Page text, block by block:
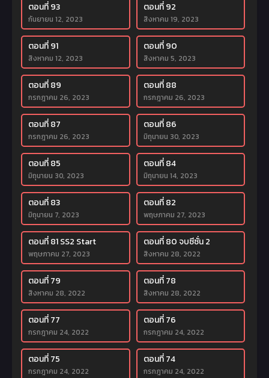
ตอนที่ 93
กันยายน 12, 2023
ตอนที่ 92
สิงหาคม 19, 2023
ตอนที่ 91
สิงหาคม 12, 2023
ตอนที่ 90
สิงหาคม 5, 2023
ตอนที่ 89
กรกฎาคม 26, 2023
ตอนที่ 88
กรกฎาคม 26, 2023
ตอนที่ 87
กรกฎาคม 26, 2023
ตอนที่ 86
มิถุนายน 30, 2023
ตอนที่ 85
มิถุนายน 30, 2023
ตอนที่ 84
มิถุนายน 14, 2023
ตอนที่ 83
มิถุนายน 7, 2023
ตอนที่ 82
พฤษภาคม 27, 2023
ตอนที่ 81 SS2 Start
พฤษภาคม 27, 2023
ตอนที่ 80 จบซีซั่น 2
สิงหาคม 28, 2022
ตอนที่ 79
สิงหาคม 28, 2022
ตอนที่ 78
สิงหาคม 28, 2022
ตอนที่ 77
กรกฎาคม 24, 2022
ตอนที่ 76
กรกฎาคม 24, 2022
ตอนที่ 75
กรกฎาคม 24, 2022
ตอนที่ 74
กรกฎาคม 24, 2022